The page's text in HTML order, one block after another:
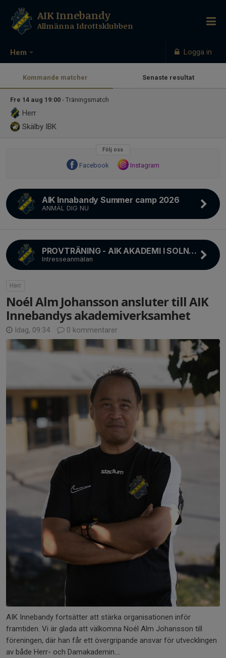
Hem Logga in
AIK Innebandy
Allmänna Idrottsklubben
Kommande matcher Senaste resultat
Fre 14 aug 19:00 - Träningsmatch
Herr
Skälby IBK
Följ oss
Facebook Instagram
AIK Innabandy Summer camp 2026
ANMÄL DIG NU
PROVTRÄNING - AIK AKADEMI I SOLNAHALLEN
Intresseanmälan
Herr
Noél Alm Johansson ansluter till AIK
Innebandys akademiverksamhet
Idag, 09:34 0 kommentarer
AIK Innebandy fortsätter att stärka organisationen inför
framtiden. Vi är glada att välkomna Noél Alm Johansson till
föreningen, där han får ett övergripande ansvar för utvecklingen
av både Herr- och Damakademin....